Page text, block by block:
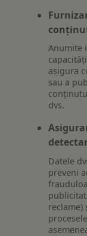
Anumite
asigura
sau a
dvs.
Datele
preveni
reclame)